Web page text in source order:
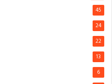
45
24
22
13
6